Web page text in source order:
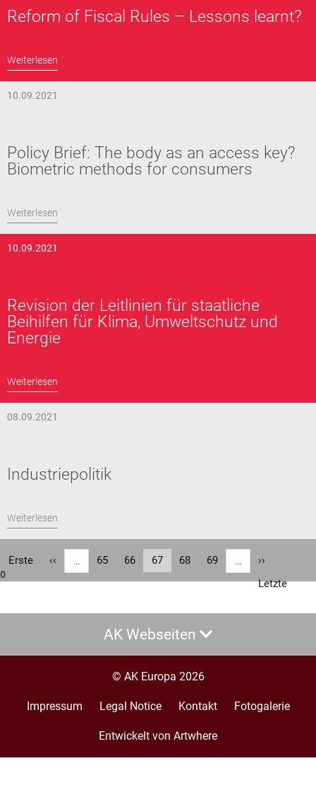
Reform of Fiscal Rules – Lessons learnt?
Weiterlesen
10.09.2021
Policy Brief: The body as an access key?
Biometric methods for consumers
Weiterlesen
10.09.2021
Revision der Leitlinien für staatliche
Beihilfen für Klima, Umweltschutz und
Energie
Weiterlesen
08.09.2021
Industriepolitik
Weiterlesen
Seitennummerierung
Erste
Erste
Vorherige
Seite
‹‹ … Seite
65 Seite
66
Aktuelle
Seite
67 Seite
68 Seite
69 …
Nächste
››
Letzte
Letzte
AK Webseiten
© AK Europa 2026
Footer
Impressum Legal Notice Kontakt Fotogalerie
Entwickelt von Artwhere